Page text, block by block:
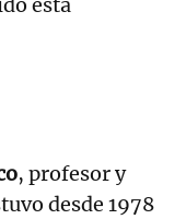
esta
, profesor y
desde 1978